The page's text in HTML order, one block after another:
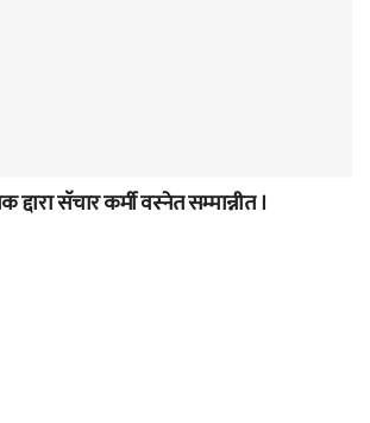
सॅचार कर्मी वस्नेत सम्मान्नीत ।